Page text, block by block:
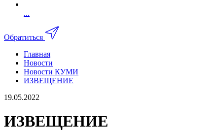
...
Обратиться
Главная
Новости
Новости КУМИ
ИЗВЕЩЕНИЕ
19.05.2022
ИЗВЕЩЕНИЕ